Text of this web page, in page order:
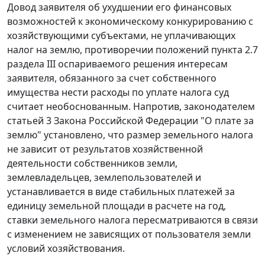
Довод заявителя об ухудшении его финансовых
возможностей к экономическому конкурированию с
хозяйствующими субъектами, не уплачивающих
налог на землю, противоречии положений пункта 2.7
раздела III оспариваемого решения интересам
заявителя, обязанного за счет собственного
имущества нести расходы по уплате налога суд
считает необоснованным. Напротив, законодателем
статьей 3Закона Российской Федерации "О плате за
землю" установлено, что размер земельного налога
не зависит от результатов хозяйственной
деятельности собственников земли,
землевладельцев, землепользователей и
устанавливается в виде стабильных платежей за
единицу земельной площади в расчете на год,
ставки земельного налога пересматриваются в связи
с изменением не зависящих от пользователя земли
условий хозяйствования.